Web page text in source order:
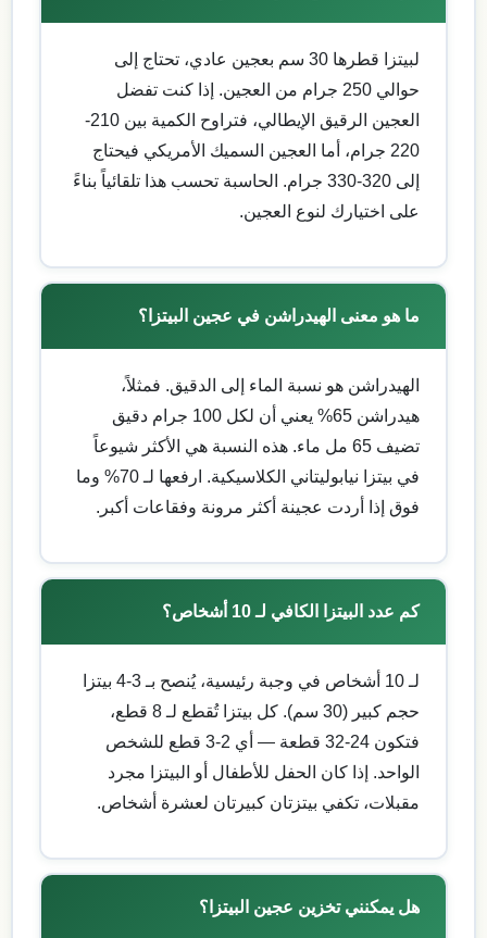
لبيتزا قطرها 30 سم بعجين عادي، تحتاج إلى
حوالي 250 جرام من العجين. إذا كنت تفضل
العجين الرقيق الإيطالي، فتراوح الكمية بين 210-
220 جرام، أما العجين السميك الأمريكي فيحتاج
إلى 320-330 جرام. الحاسبة تحسب هذا تلقائياً بناءً
على اختيارك لنوع العجين.
ما هو معنى الهيدراشن في عجين البيتزا؟
الهيدراشن هو نسبة الماء إلى الدقيق. فمثلاً،
هيدراشن 65% يعني أن لكل 100 جرام دقيق
تضيف 65 مل ماء. هذه النسبة هي الأكثر شيوعاً
في بيتزا نيابوليتاني الكلاسيكية. ارفعها لـ 70% وما
فوق إذا أردت عجينة أكثر مرونة وفقاعات أكبر.
كم عدد البيتزا الكافي لـ 10 أشخاص؟
لـ 10 أشخاص في وجبة رئيسية، يُنصح بـ 3-4 بيتزا
حجم كبير (30 سم). كل بيتزا تُقطع لـ 8 قطع،
فتكون 24-32 قطعة — أي 2-3 قطع للشخص
الواحد. إذا كان الحفل للأطفال أو البيتزا مجرد
مقبلات، تكفي بيتزتان كبيرتان لعشرة أشخاص.
هل يمكنني تخزين عجين البيتزا؟